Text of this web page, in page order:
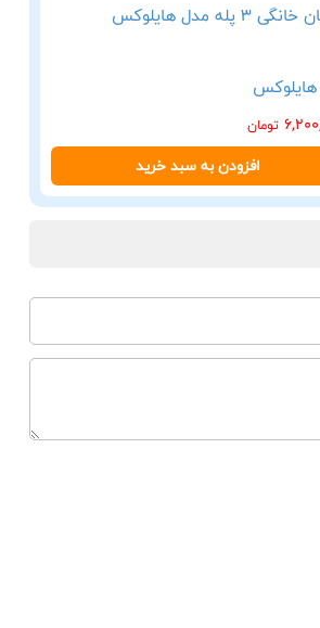
3 پله مدل هایلوکس
هایلوکس
تومان
افزودن به سبد خرید